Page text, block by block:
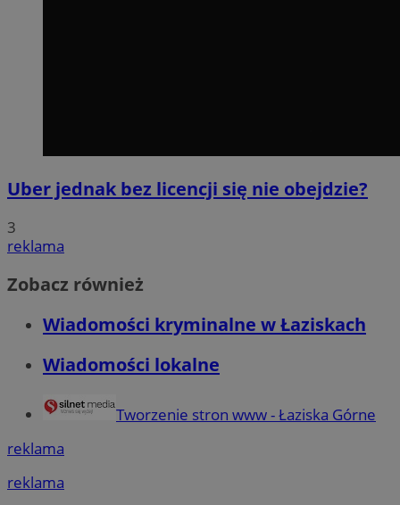
Uber jednak bez licencji się nie obejdzie?
3
reklama
Zobacz również
Wiadomości kryminalne w Łaziskach
Wiadomości lokalne
Tworzenie stron www - Łaziska Górne
reklama
reklama